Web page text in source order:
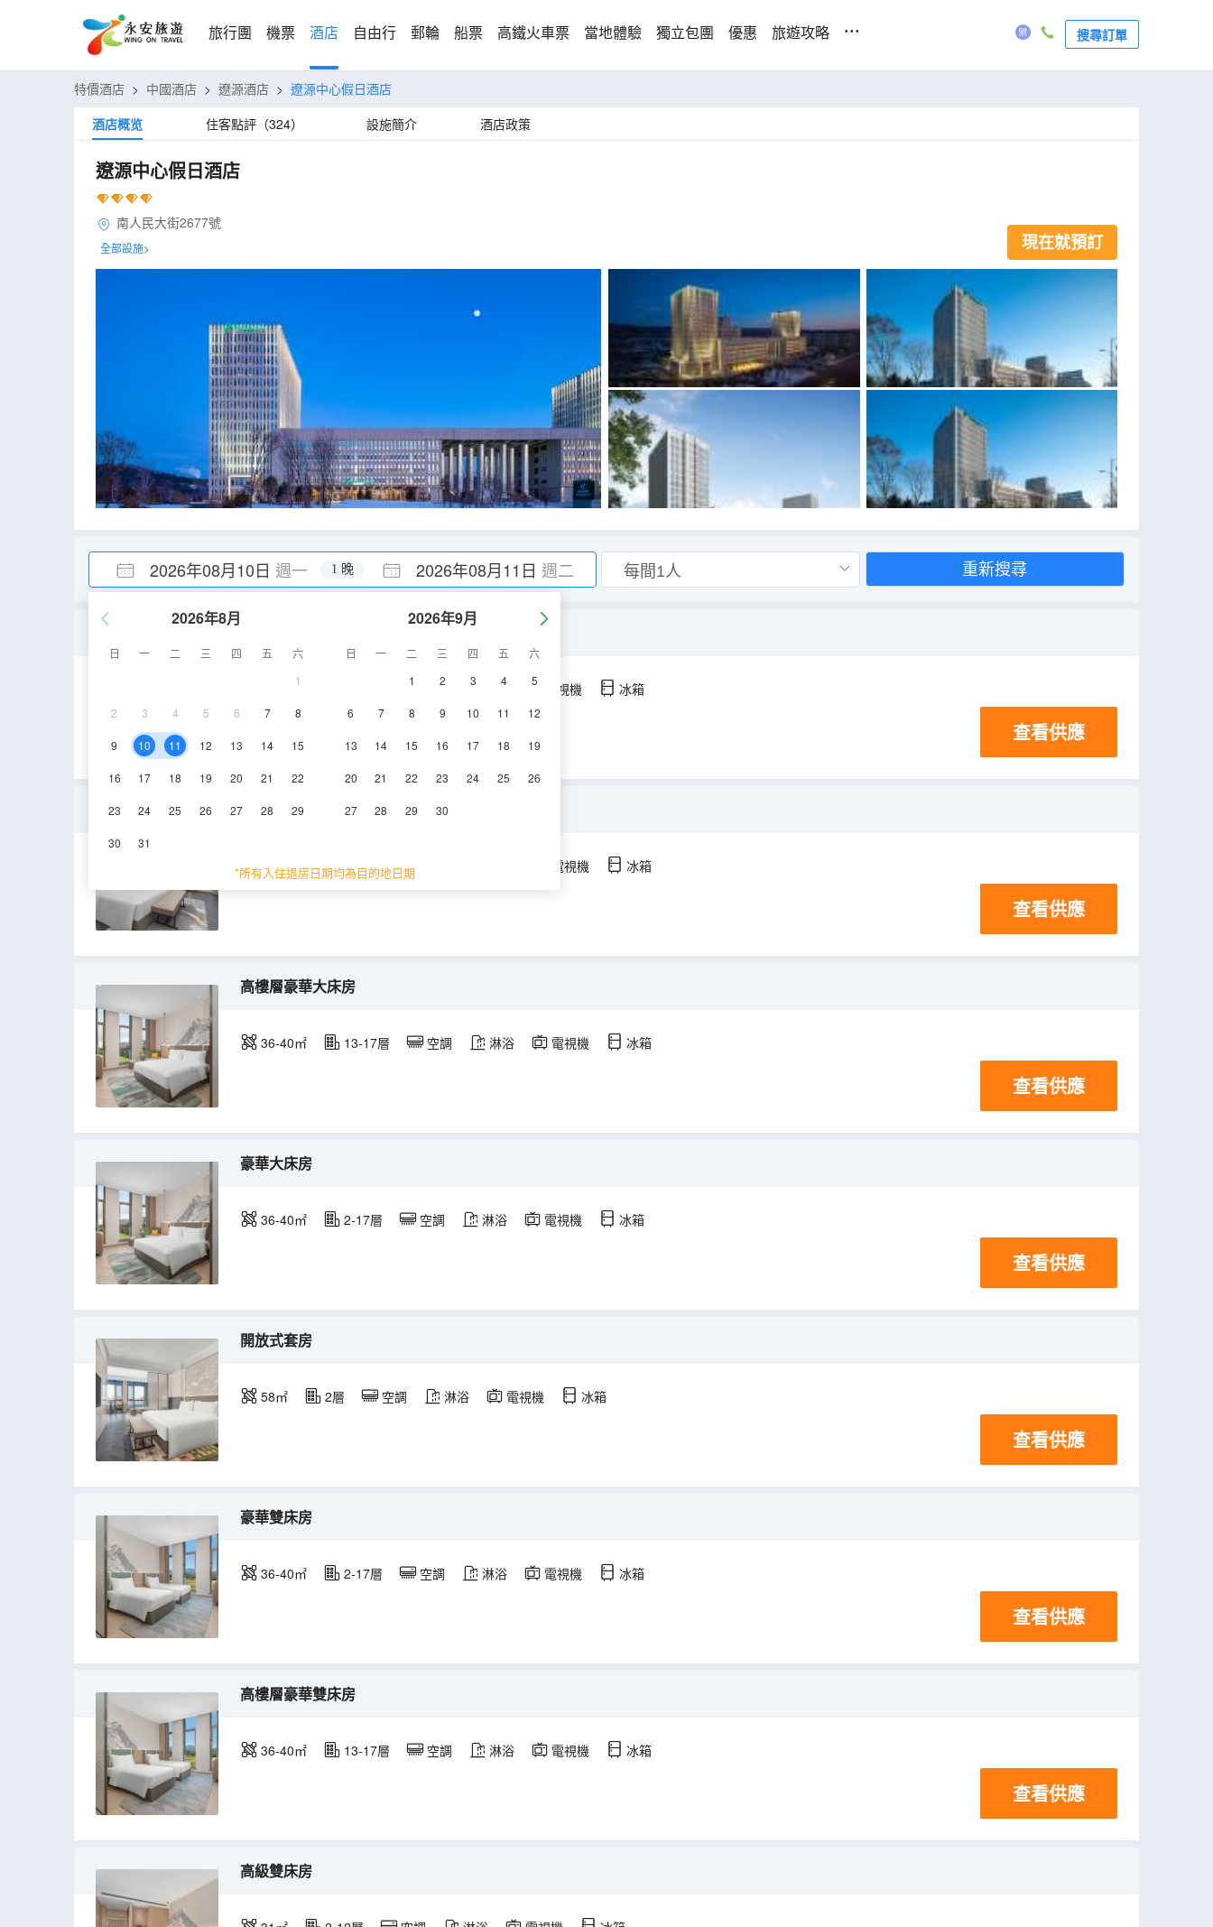
旅行團 機票 酒店 自由行 郵輪 船票 高鐵火車票 當地體驗 獨立包團 優惠 旅遊攻略 ... 搜尋訂單
特價酒店 > 中國酒店 > 遼源酒店 > 遼源中心假日酒店
酒店概览
住客點評（324） 設施簡介 酒店政策
遼源中心假日酒店
南人民大街2677號
全部設施> 現在就預訂
2026年08月10日 週一 2026年08月11日 週二
1 晚
2026年8月
日 一 二 三 四 五
六
1
2 3 4 5 6 7 8
9 10 11 12 13 14 15
16 17 18 19 20 21 22
23 24 25 26 27 28 29
30 31
2026年9月
日 一 二 三 四 五
六
1
2 3 4 5
6 7 8 9 10 11 12
13 14 15 16 17 18 19
20 21 22 23 24 25 26
27 28 29 30
*所有入住退房日期均為目的地日期
重新搜尋
25-31㎡ 空調 淋浴 電視機 冰箱
查看供應
單卧套房
69-76㎡ 13-17層 電視機 冰箱
查看供應
高樓層豪華大床房
36-40㎡ 13-17層 空調 淋浴 電視機 冰箱
查看供應
豪華大床房
36-40㎡ 2-17層 空調 淋浴 電視機 冰箱
查看供應
開放式套房
58㎡ 2層 空調 淋浴 電視機 冰箱
查看供應
豪華雙床房
36-40㎡ 2-17層 空調 淋浴 電視機 冰箱
查看供應
高樓層豪華雙床房
36-40㎡ 13-17層 空調 淋浴 電視機 冰箱
查看供應
高級雙床房